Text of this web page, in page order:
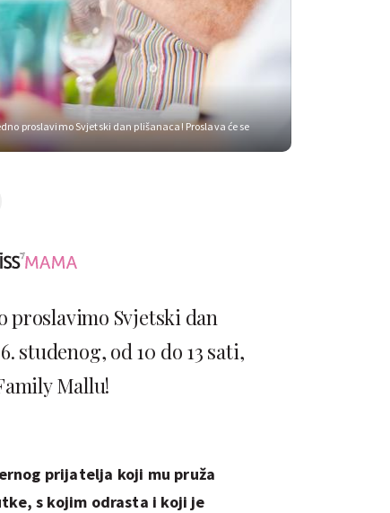
proslavimo Svjetski dan plišanaca! Proslava će se
proslavimo Svjetski dan
studenog, od 10 do 13 sati,
Mallu!
prijatelja koji mu pruža
s kojim odrasta i koji je